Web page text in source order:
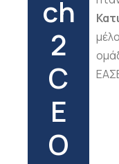
ch
2
C
E
O